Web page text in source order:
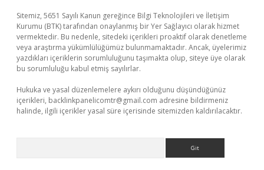
Sitemiz, 5651 Sayılı Kanun gereğince Bilgi Teknolojileri ve İletişim
Kurumu (BTK) tarafından onaylanmış bir Yer Sağlayıcı olarak hizmet
vermektedir. Bu nedenle, sitedeki içerikleri proaktif olarak denetleme
veya araştırma yükümlülüğümüz bulunmamaktadır. Ancak, üyelerimiz
yazdıkları içeriklerin sorumluluğunu taşımakta olup, siteye üye olarak
bu sorumluluğu kabul etmiş sayılırlar.
Hukuka ve yasal düzenlemelere aykırı olduğunu düşündüğünüz
içerikleri, backlinkpanelicomtr@gmail.com adresine bildirmeniz
halinde, ilgili içerikler yasal süre içerisinde sitemizden kaldırılacaktır.